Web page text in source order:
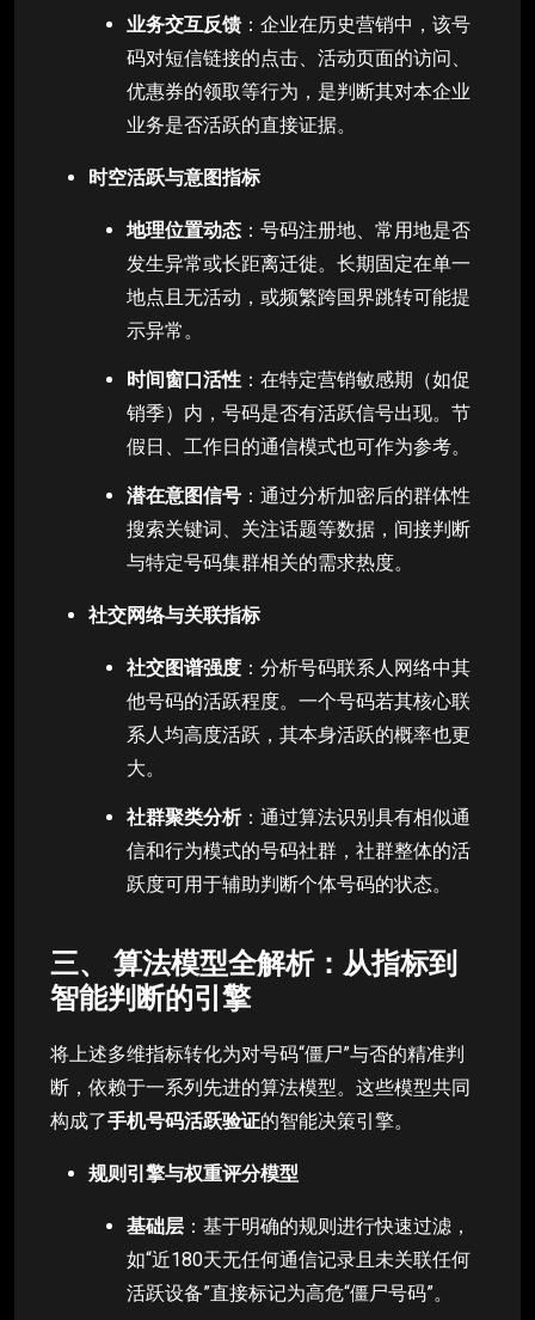
业务交互反馈 ：企业在历史营销中，该号
码对短信链接的点击、活动页面的访问、
优惠券的领取等行为，是判断其对本企业
业务是否活跃的直接证据。
时空活跃与意图指标
地理位置动态 ：号码注册地、常用地是否
发生异常或长距离迁徙。长期固定在单一
地点且无活动，或频繁跨国界跳转可能提
示异常。
时间窗口活性 ：在特定营销敏感期（如促
销季）内，号码是否有活跃信号出现。节
假日、工作日的通信模式也可作为参考。
潜在意图信号 ：通过分析加密后的群体性
搜索关键词、关注话题等数据，间接判断
与特定号码集群相关的需求热度。
社交网络与关联指标
社交图谱强度 ：分析号码联系人网络中其
他号码的活跃程度。一个号码若其核心联
系人均高度活跃，其本身活跃的概率也更
大。
社群聚类分析：通过算法识别具有相似通
信和行为模式的号码社群，社群整体的活
跃度可用于辅助判断个体号码的状态。
三、 算法模型全解析：从指标到
智能判断的引擎
将上述多维指标转化为对号码“僵尸”与否的精准判
断，依赖于一系列先进的算法模型。这些模型共同
构成了手机号码活跃验证的智能决策引擎。
规则引擎与权重评分模型
基础层 ：基于明确的规则进行快速过滤，
如“近180天无任何通信记录且未关联任何
活跃设备”直接标记为高危“僵尸号码”。